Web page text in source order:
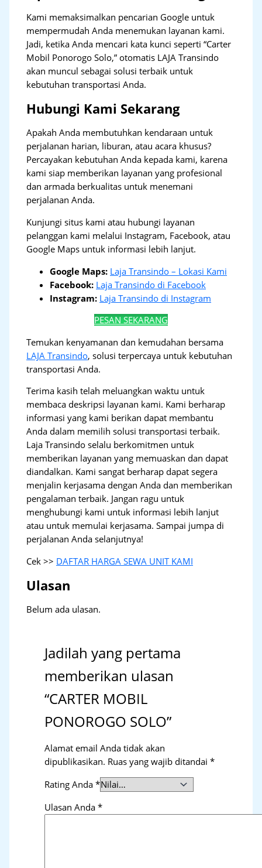
Kami memaksimalkan pencarian Google untuk
mempermudah Anda menemukan layanan kami.
Jadi, ketika Anda mencari kata kunci seperti “Carter
Mobil Ponorogo Solo,” otomatis LAJA Transindo
akan muncul sebagai solusi terbaik untuk
kebutuhan transportasi Anda.
Hubungi Kami Sekarang
Apakah Anda membutuhkan kendaraan untuk
perjalanan harian, liburan, atau acara khusus?
Percayakan kebutuhan Anda kepada kami, karena
kami siap memberikan layanan yang profesional
dan armada berkualitas untuk menemani
perjalanan Anda.
Kunjungi situs kami atau hubungi layanan
pelanggan kami melalui Instagram, Facebook, atau
Google Maps untuk informasi lebih lanjut.
Google Maps: Laja Transindo – Lokasi Kami
Facebook: Laja Transindo di Facebook
Instagram: Laja Transindo di Instagram
PESAN SEKARANG
Temukan kenyamanan dan kemudahan bersama
LAJA Transindo, solusi terpercaya untuk kebutuhan
transportasi Anda.
Terima kasih telah meluangkan waktu untuk
membaca deskripsi layanan kami. Kami berharap
informasi yang kami berikan dapat membantu
Anda dalam memilih solusi transportasi terbaik.
Laja Transindo selalu berkomitmen untuk
memberikan layanan yang memuaskan dan dapat
diandalkan. Kami sangat berharap dapat segera
menjalin kerjasama dengan Anda dan memberikan
pengalaman terbaik. Jangan ragu untuk
menghubungi kami untuk informasi lebih lanjut
atau untuk memulai kerjasama. Sampai jumpa di
perjalanan Anda selanjutnya!
Cek >> DAFTAR HARGA SEWA UNIT KAMI
Ulasan
Belum ada ulasan.
Jadilah yang pertama
memberikan ulasan
“CARTER MOBIL
PONOROGO SOLO”
Alamat email Anda tidak akan
dipublikasikan. Ruas yang wajib ditandai*
Rating Anda*
Ulasan Anda*